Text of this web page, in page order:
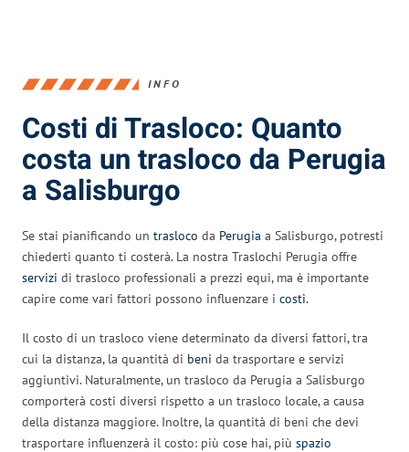
INFO
Costi di Trasloco: Quanto
costa un trasloco da Perugia
a Salisburgo
Se stai pianificando un trasloco da Perugia a Salisburgo, potresti
chiederti quanto ti costerà. La nostra Traslochi Perugia offre
servizi di trasloco professionali a prezzi equi, ma è importante
capire come vari fattori possono influenzare i costi.
Il costo di un trasloco viene determinato da diversi fattori, tra
cui la distanza, la quantità di beni da trasportare e servizi
aggiuntivi. Naturalmente, un trasloco da Perugia a Salisburgo
comporterà costi diversi rispetto a un trasloco locale, a causa
della distanza maggiore. Inoltre, la quantità di beni che devi
trasportare influenzerà il costo: più cose hai, più spazio